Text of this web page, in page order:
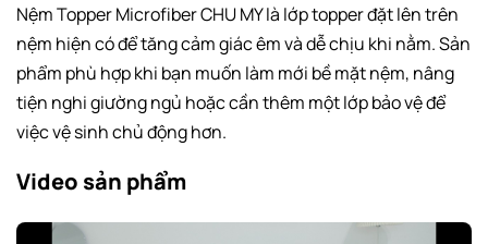
Nệm Topper Microfiber CHU MY là lớp topper đặt lên trên
nệm hiện có để tăng cảm giác êm và dễ chịu khi nằm. Sản
phẩm phù hợp khi bạn muốn làm mới bề mặt nệm, nâng
tiện nghi giường ngủ hoặc cần thêm một lớp bảo vệ để
việc vệ sinh chủ động hơn.
Video sản phẩm